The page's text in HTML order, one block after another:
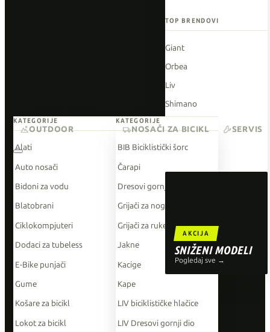
TOP BRENDOVI
Giant
Orbea
Liv
Shimano
O'Neal
AKCIJA
SNIŽENI MODELI
Pogledaj sve →
KATEGORIJE
Alati
Auto nosači
Bidoni za vodu
Blatobrani
Ciklokompjuteri
Dodaci za tubeless
E-Bike punjači
Gume
Košare za bicikl
Lokot za bicikl
KATEGORIJE
BIB Biciklistički šorc
Čarapi
Dresovi gornji dio
Grijači za noge
Grijači za ruke
Jakne
Kacige
Kape
LIV biciklističke hlačice
LIV Dresovi gornji dio
OUTDOOR NOSAČI ZA BICIKL SERVIS